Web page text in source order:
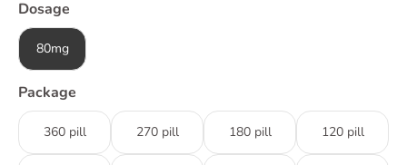
Dosage
80mg
Package
360 pill 270 pill 180 pill 120 pill